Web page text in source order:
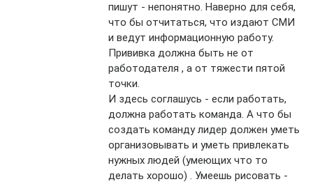
пишут - непонятно. Наверно для себя,
что бы отчитаться, что издают СМИ
и ведут информационную работу.
Прививка должна быть не от
работодателя , а от тяжести пятой
точки.
И здесь соглашусь - если работать,
должна работать команда. А что бы
создать команду лидер должен уметь
организовывать и уметь привлекать
нужных людей (умеющих что то
делать хорошо) . Умеешь рисовать -